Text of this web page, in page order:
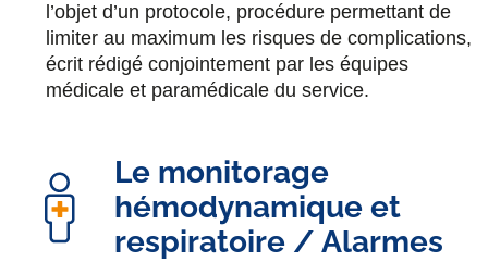
l’objet d’un protocole, procédure permettant de
limiter au maximum les risques de complications,
écrit rédigé conjointement par les équipes
médicale et paramédicale du service.
Le monitorage
hémodynamique et
respiratoire / Alarmes